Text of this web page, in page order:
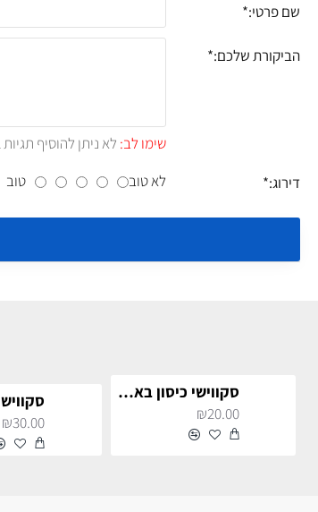
שם פרטי:
הביקורת שלכם:
שימו לב: לא ניתן להוסיף תגיות HTML בביקורת.!
דירוג:
לא טוב טוב
סקווישי כיסון באן דאמפלינג בגודל 4 ס״מ - Dumpling squishy
₪20.00
₪30.00